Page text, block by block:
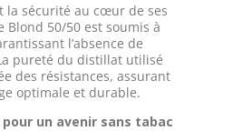
la sécurité au cœur de ses
Blond 50/50 est soumis à
l’absence de
pureté du distillat utilisé
des résistances, assurant
optimale et durable.
un avenir sans tabac